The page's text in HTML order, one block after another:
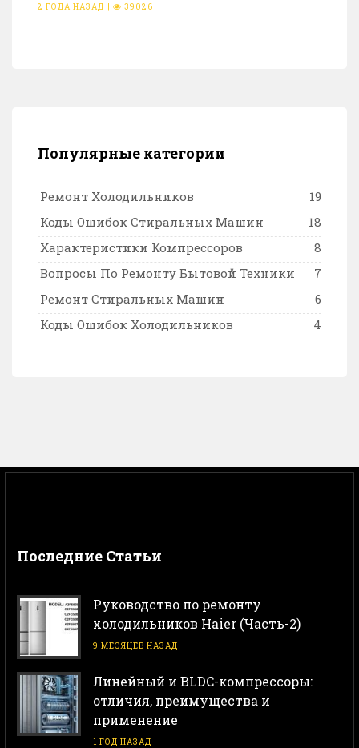
2 ГОДА НАЗАД | 39026
Популярные категории
Ремонт Холодильников
19
Коды Ошибок Стиральных Машин
18
Характеристики Компрессоров
8
Вопросы По Ремонту Бытовой Техники
7
Ремонт Стиральных Машин
6
Коды Ошибок Холодильников
4
Последние Статьи
Руководство по ремонту
холодильников Haier (Часть-2)
9 МЕСЯЦЕВ НАЗАД
Линейный и BLDC-компрессоры:
отличия, преимущества и
применение
1 ГОД НАЗАД